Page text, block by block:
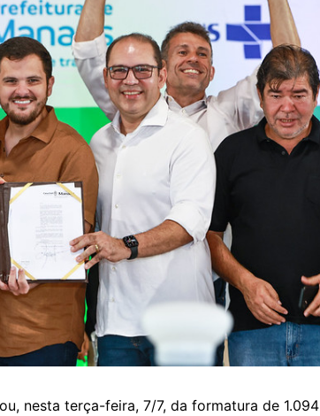
nesta terça-feira, 7/7, da formatura de 1.094